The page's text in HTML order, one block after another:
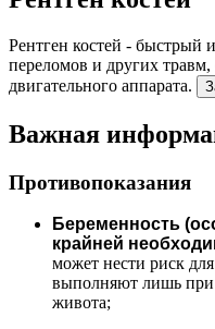
Рентген костей - быстрый
переломов и других
двигательного аппарата.
Важная
Противопоказания
Беременность
крайней
может нести риск
выполняют лишь при
живота;